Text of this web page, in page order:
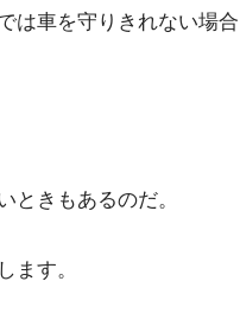
は車を守りきれない場合
ときもあるのだ。
ます。